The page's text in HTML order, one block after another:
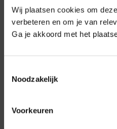
Wij plaatsen cookies om
verbeteren en om je van
Ga je akkoord met het
Noodzakelijk
Voorkeuren
Nieuwsbrief
Elke week hét nieuws
Schrijf je nu in voor de
Schrijf je in